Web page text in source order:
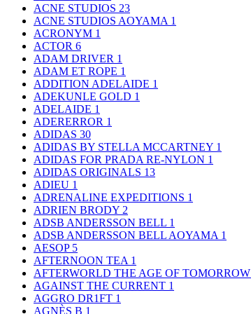
ACNE STUDIOS 23
ACNE STUDIOS AOYAMA 1
ACRONYM 1
ACTOR 6
ADAM DRIVER 1
ADAM ET ROPE 1
ADDITION ADELAIDE 1
ADEKUNLE GOLD 1
ADELAIDE 1
ADERERROR 1
ADIDAS 30
ADIDAS BY STELLA MCCARTNEY 1
ADIDAS FOR PRADA RE-NYLON 1
ADIDAS ORIGINALS 13
ADIEU 1
ADRENALINE EXPEDITIONS 1
ADRIEN BRODY 2
ADSB ANDERSSON BELL 1
ADSB ANDERSSON BELL AOYAMA 1
AESOP 5
AFTERNOON TEA 1
AFTERWORLD THE AGE OF TOMORROW
AGAINST THE CURRENT 1
AGGRO DR1FT 1
AGNÈS B 1